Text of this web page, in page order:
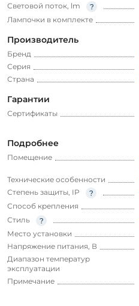
Световой поток, lm
Лампочки в комплекте
Производитель
Бренд
Серия
Страна
Гарантии
Сертификаты
Подробнее
Помещение
Технические особенности
Степень защиты, IP
Способ крепления
Стиль
Место установки
Напряжение питания, В
Диапазон температур
эксплуатации
Примечание